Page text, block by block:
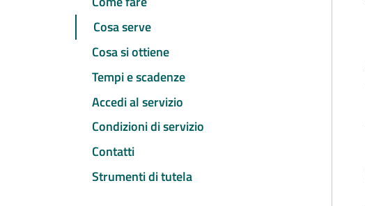
Cosa serve
Cosa si ottiene
Tempi e scadenze
Accedi al servizio
Condizioni di servizio
Contatti
Strumenti di tutela